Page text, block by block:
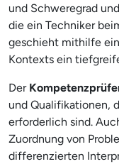
und Schweregrad
die ein Techniker
geschieht mithilfe
Kontexts ein
Der
und Qualifikationen,
erforderlich sind.
Zuordnung von
differenzierten